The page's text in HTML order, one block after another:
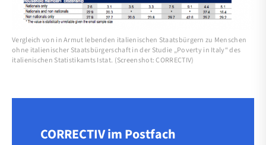
Vergleich von in Armut lebenden italienischen Staatsbürgern zu Menschen
ohne italienischer Staatsbürgerschaft in der Studie „Poverty in Italy“ des
italienischen Statistikamts Istat. (Screenshot: CORRECTIV)
CORRECTIV im Postfach